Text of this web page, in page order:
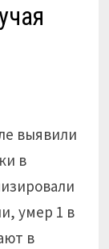
выявили
в
умер 1 в
в